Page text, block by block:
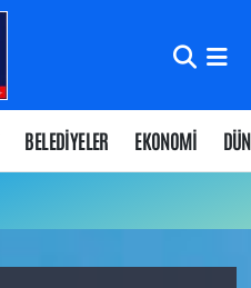
BELEDİYELER EKONOMİ